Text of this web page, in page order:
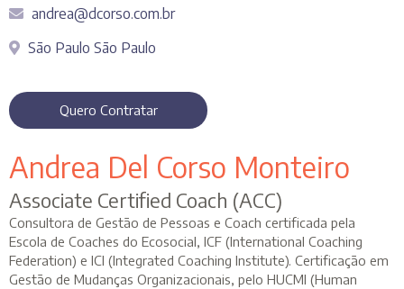
andrea@dcorso.com.br
São Paulo São Paulo
Quero Contratar
Andrea Del Corso Monteiro
Associate Certified Coach (ACC)
Consultora de Gestão de Pessoas e Coach certificada pela
Escola de Coaches do Ecosocial, ICF (International Coaching
Federation) e ICI (Integrated Coaching Institute). Certificação em
Gestão de Mudanças Organizacionais, pelo HUCMI (Human